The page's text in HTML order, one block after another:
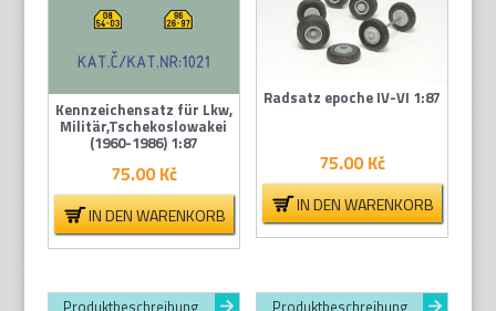
Kennzeichensatz für Lkw,
Militär,Tschekoslowakei
(1960-1986) 1:87
75.00Kč
IN DEN WARENKORB
Radsatz epoche IV-VI 1:87
75.00Kč
IN DEN WARENKORB
Produktbeschreibung Produktbeschreibung